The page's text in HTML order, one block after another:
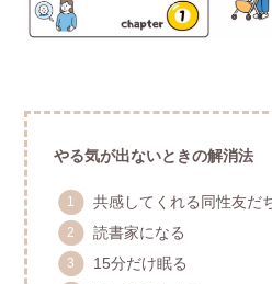
やる気が出ないときの解消法
共感してくれる同性友だ
読書家になる
15分だけ眠る